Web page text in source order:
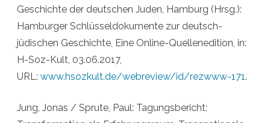
Geschichte der deutschen Juden, Hamburg (Hrsg.):
Hamburger Schlüsseldokumente zur deutsch-
jüdischen Geschichte, Eine Online-Quellenedition, in:
H-Soz-Kult, 03.06.2017,
URL: www.hsozkult.de/webreview/id/rezwww-171.
Jung, Jonas / Sprute, Paul: Tagungsbericht: